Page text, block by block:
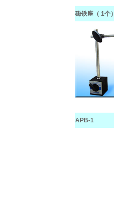
磁铁座（ 1个
APB-1